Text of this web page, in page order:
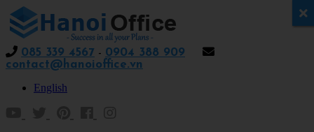
085 339 4567 - 0904 388 909
contact@hanoioffice.vn
English
x